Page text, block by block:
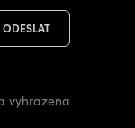
vyhrazena